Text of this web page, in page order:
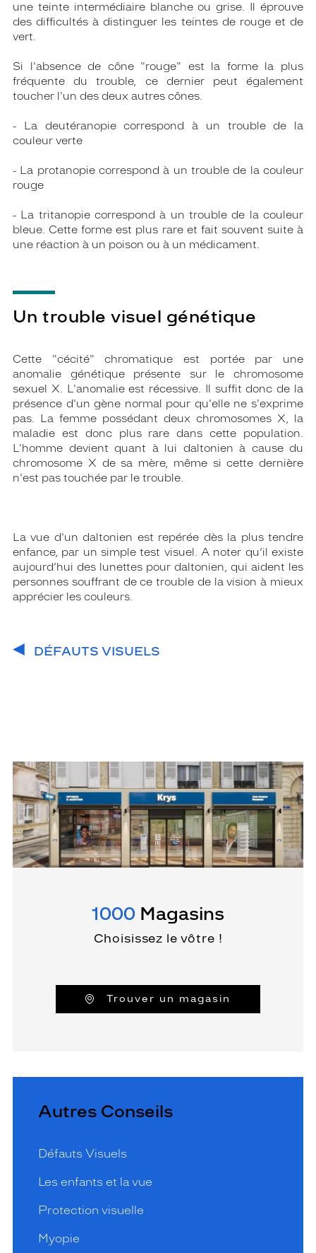
une teinte intermédiaire blanche ou grise. Il éprouve
des difficultés à distinguer les teintes de rouge et de
vert.
Si l'absence de cône "rouge" est la forme la plus
fréquente du trouble, ce dernier peut également
toucher l'un des deux autres cônes.
- La deutéranopie correspond à un trouble de la
couleur verte
- La protanopie correspond à un trouble de la couleur
rouge
- La tritanopie correspond à un trouble de la couleur
bleue. Cette forme est plus rare et fait souvent suite à
une réaction à un poison ou à un médicament.
Un trouble visuel génétique
Cette "cécité" chromatique est portée par une
anomalie génétique présente sur le chromosome
sexuel X. L'anomalie est récessive. Il suffit donc de la
présence d'un gène normal pour qu'elle ne s'exprime
pas. La femme possédant deux chromosomes X, la
maladie est donc plus rare dans cette population.
L'homme devient quant à lui daltonien à cause du
chromosome X de sa mère, même si cette dernière
n'est pas touchée par le trouble.
La vue d'un daltonien est repérée dès la plus tendre
enfance, par un simple test visuel. A noter qu’il existe
aujourd’hui des lunettes pour daltonien, qui aident les
personnes souffrant de ce trouble de la vision à mieux
apprécier les couleurs.
DÉFAUTS VISUELS
1000 Magasins
Choisissez le vôtre !
Trouver un magasin
Autres Conseils
Défauts Visuels
Les enfants et la vue
Protection visuelle
Myopie